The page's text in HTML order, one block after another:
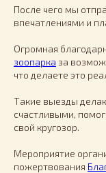
После чего мы
впечатлениями и
Огромная
зоопарка за
что делаете это
Такие выезды
счастливыми,
свой кругозор.
Мероприятие
пожертвования